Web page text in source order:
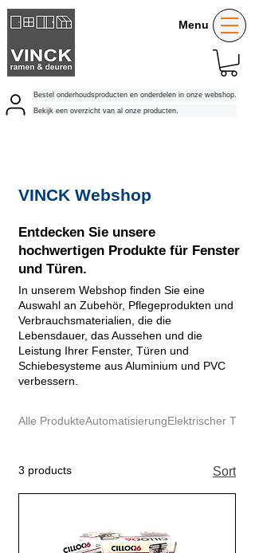
Bekijk een overzicht van al onze producten.
Bestel onderhoudsproducten en onderdelen in onze webshop.
Menu
VINCK Webshop
Entdecken Sie unsere
hochwertigen Produkte für Fenster
und Türen.
In unserem Webshop finden Sie eine
Auswahl an Zubehör, Pflegeprodukten und
Verbrauchsmaterialien, die die
Lebensdauer, das Aussehen und die
Leistung Ihrer Fenster, Türen und
Schiebesysteme aus Aluminium und PVC
verbessern.
Alle ProdukteAutomatisierungElektrischer
3 products Sort